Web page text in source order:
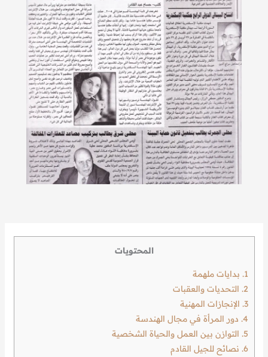
المحتويات
1. بدايات ملهمة
2. التحديات والعقبات
3. الإنجازات المهنية
4. دور المرأة في مجال الهندسة
5. التوازن بين العمل والحياة الشخصية
6. نصائح للجيل القادم